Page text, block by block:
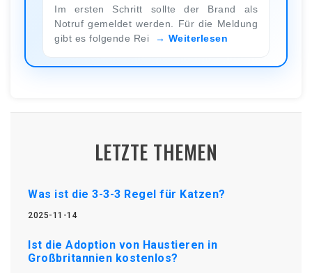
Im ersten Schritt sollte der Brand als
Notruf gemeldet werden. Für die Meldung
gibt es folgende Rei
Weiterlesen
LETZTE THEMEN
Was ist die 3-3-3 Regel für Katzen?
2025-11-14
Ist die Adoption von Haustieren in
Großbritannien kostenlos?